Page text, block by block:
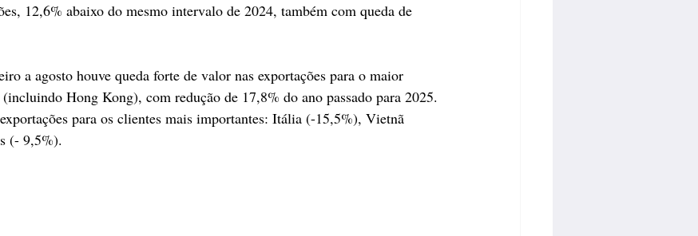
12,6% abaixo do mesmo intervalo de 2024, também com queda de
a agosto houve queda forte de valor nas exportações para o maior
Hong Kong), com redução de 17,8% do ano passado para 2025.
para os clientes mais importantes: Itália (-15,5%), Vietnã
(- 9,5%).